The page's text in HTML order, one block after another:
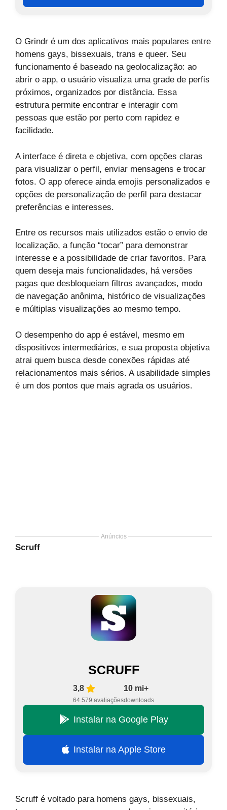
O Grindr é um dos aplicativos mais populares entre
homens gays, bissexuais, trans e queer. Seu
funcionamento é baseado na geolocalização: ao
abrir o app, o usuário visualiza uma grade de perfis
próximos, organizados por distância. Essa
estrutura permite encontrar e interagir com
pessoas que estão por perto com rapidez e
facilidade.
A interface é direta e objetiva, com opções claras
para visualizar o perfil, enviar mensagens e trocar
fotos. O app oferece ainda emojis personalizados e
opções de personalização de perfil para destacar
preferências e interesses.
Entre os recursos mais utilizados estão o envio de
localização, a função “tocar” para demonstrar
interesse e a possibilidade de criar favoritos. Para
quem deseja mais funcionalidades, há versões
pagas que desbloqueiam filtros avançados, modo
de navegação anônima, histórico de visualizações
e múltiplas visualizações ao mesmo tempo.
O desempenho do app é estável, mesmo em
dispositivos intermediários, e sua proposta objetiva
atrai quem busca desde conexões rápidas até
relacionamentos mais sérios. A usabilidade simples
é um dos pontos que mais agrada os usuários.
Anúncios
Scruff
SCRUFF
3,8
64.579 avaliações
10 mi+
downloads
Instalar na Google Play
Instalar na Apple Store
Scruff é voltado para homens gays, bissexuais,